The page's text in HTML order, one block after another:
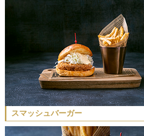
スマッシュバーガー